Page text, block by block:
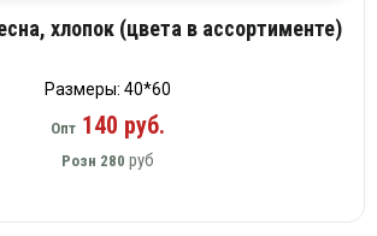
хлопок (цвета в ассортименте)
Размеры: 40*60
Опт140 руб.
Розн 280 руб